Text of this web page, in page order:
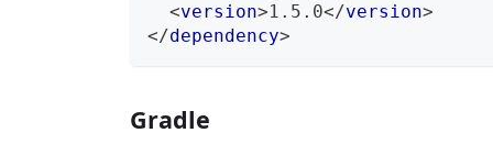
<version>1.5.0</version>
</dependency>
Gradle